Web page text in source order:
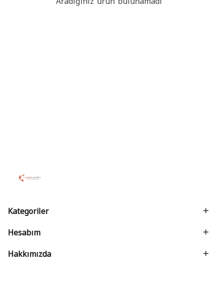
Kategoriler
Hesabım
Hakkımızda